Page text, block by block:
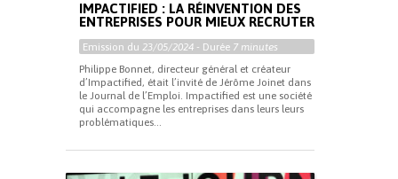
IMPACTIFIED : LA RÉINVENTION DES
ENTREPRISES POUR MIEUX RECRUTER
Emission du 23/05/2024 - Durée 7 minutes
Philippe Bonnet, directeur général et créateur
d’Impactified, était l’invité de Jérôme Joinet dans
le Journal de l’Emploi. Impactified est une société
qui accompagne les entreprises dans leurs leurs
problématiques...